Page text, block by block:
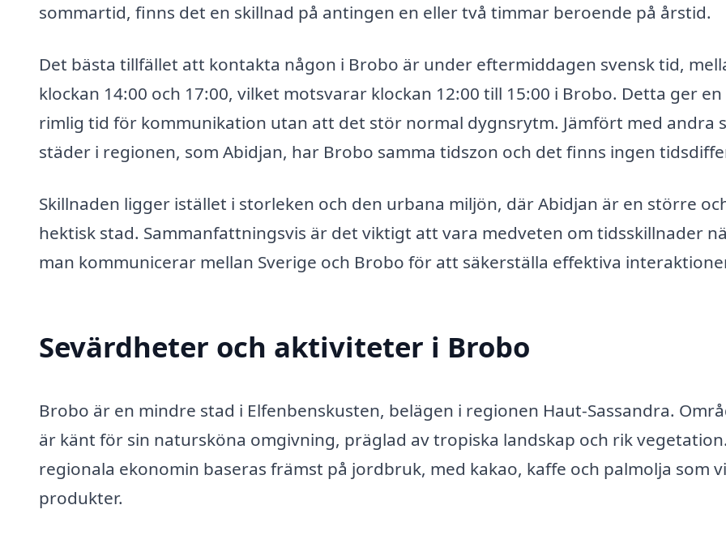
sommartid, finns det en skillnad på antingen en eller två timmar beroende på årstid.
Det bästa tillfället att kontakta någon i Brobo är under eftermiddagen svensk tid,
klockan 14:00 och 17:00, vilket motsvarar klockan 12:00 till 15:00 i Brobo. Detta ger en
rimlig tid för kommunikation utan att det stör normal dygnsrytm. Jämfört med andra
städer i regionen, som Abidjan, har Brobo samma tidszon och det finns ingen
Skillnaden ligger istället i storleken och den urbana miljön, där Abidjan är en större
hektisk stad. Sammanfattningsvis är det viktigt att vara medveten om tidsskillnader
man kommunicerar mellan Sverige och Brobo för att säkerställa effektiva
Sevärdheter och aktiviteter i Brobo
Brobo är en mindre stad i Elfenbenskusten, belägen i regionen Haut-Sassandra.
är känt för sin natursköna omgivning, präglad av tropiska landskap och rik
regionala ekonomin baseras främst på jordbruk, med kakao, kaffe och palmolja som
produkter.